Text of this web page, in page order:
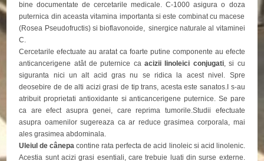
bine documentate de cercetarile medicale. C-1000 asigura o doza
puternica din aceasta vitamina importanta si este combinat cu macese
(Rosea Pseudofructis) si bioflavonoide, sinergice naturale al vitaminei
C.
Cercetarile efectuate au aratat ca foarte putine componente au efecte
anticancerigene atât de puternice caacizii linoleici conjugati, si cu
siguranta nici un alt acid gras nu se ridica la acest nivel. Spre
deosebire de de alti acizi grasi de tip trans, acesta este sanatos.I s-au
atribuit proprietati antioxidante si anticancerigene puternice. Se pare
ca are efect asupra genei, care reprima tumorile.Studii efectuate
asupra oamenilor sugereaza ca ar reduce grasimea corporala, mai
ales grasimea abdominala.
Uleiul de cânepa contine rata perfecta de acid linoleic si acid linolenic.
Acestia sunt acizi grasi esentiali, care trebuie luati din surse externe.